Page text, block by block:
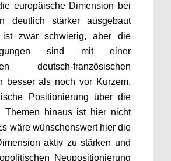
europäische Dimension bei
deutlich stärker ausgebaut
zwar schwierig, aber die
sind mit einer
deutsch-französischen
besser als noch vor Kurzem.
Positionierung über die
Themen hinaus ist hier nicht
wäre wünschenswert hier die
aktiv zu stärken und
Neupositionierung